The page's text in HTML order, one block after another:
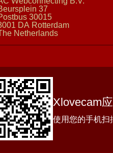
Xlovecam
使用您的手机扫